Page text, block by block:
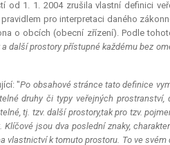
od 1. 1. 2004 zrušila vlastní definici
pro interpretaci daného
o obcích (obecní zřízení). Podle
další prostory přístupné každému bez
"Po obsahové stránce tato definice
druhy či typy veřejných
tj. tzv. další prostory,tak pro tzv.
jsou dva poslední znaky,
vlastnictví k tomuto prostoru. To ve